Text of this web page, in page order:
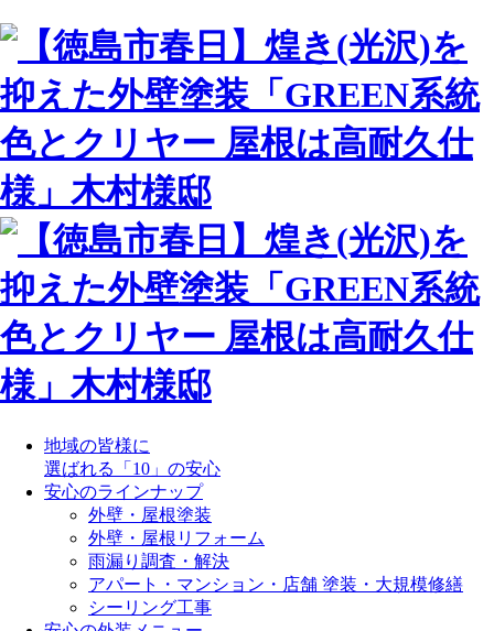
地域の皆様に
選ばれる「10」の安心
安心のラインナップ
外壁・屋根塗装
外壁・屋根リフォーム
雨漏り調査・解決
アパート・マンション・店舗 塗装・大規模修繕
シーリング工事